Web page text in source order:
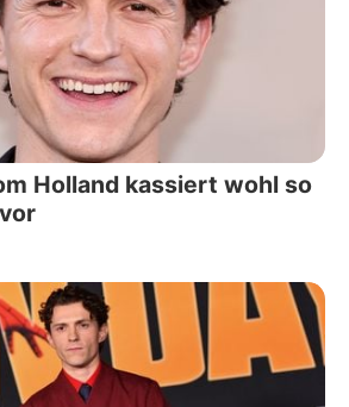
Holland kassiert wohl so